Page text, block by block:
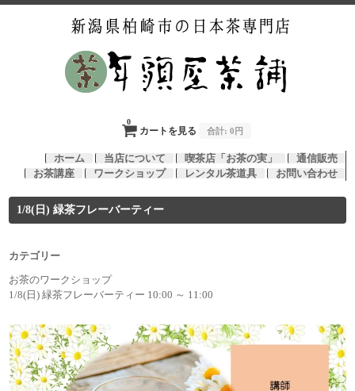
カートを見る
0
合計: 0円
ホーム 当店について 喫茶店「お茶の実」
通信販売
お茶講座
ワークショップ レンタル茶道具 お問い合わせ
1/8(日) 緑茶フレーバーティー
カテゴリー
お茶のワークショップ
1/8(日) 緑茶フレーバーティー 10:00 ～ 11:00